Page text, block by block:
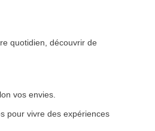
quotidien, découvrir de
vos envies.
pour vivre des expériences